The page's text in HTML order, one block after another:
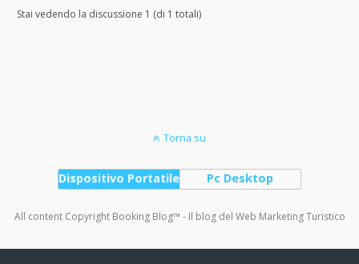
Stai vedendo la discussione 1 (di 1 totali)
Torna su
Dispositivo Portatile Pc Desktop
All content Copyright Booking Blog™ - Il blog del Web Marketing Turistico